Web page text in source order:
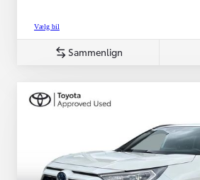
Vælg bil
Sammenlign